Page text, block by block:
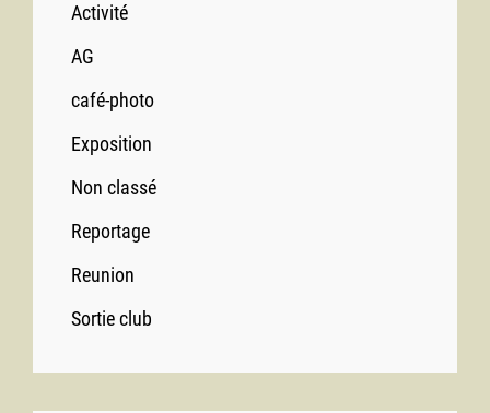
Activité
AG
café-photo
Exposition
Non classé
Reportage
Reunion
Sortie club